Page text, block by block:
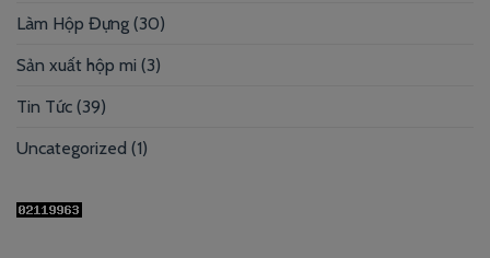
Làm Hộp Đựng (30)
Sản xuất hộp mi (3)
Tin Tức (39)
Uncategorized (1)